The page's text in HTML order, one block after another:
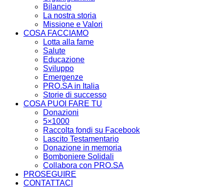
Bilancio
La nostra storia
Missione e Valori
COSA FACCIAMO
Lotta alla fame
Salute
Educazione
Sviluppo
Emergenze
PRO.SA in Italia
Storie di successo
COSA PUOI FARE TU
Donazioni
5×1000
Raccolta fondi su Facebook
Lascito Testamentario
Donazione in memoria
Bomboniere Solidali
Collabora con PRO.SA
PROSEGUIRE
CONTATTACI